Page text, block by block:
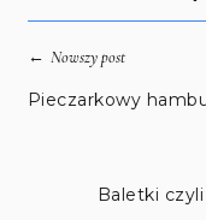
← Nowszy post
Pieczarkowy
Baletki